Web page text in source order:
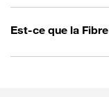
Est-ce que la